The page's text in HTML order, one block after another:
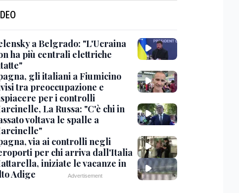
a Belgrado: "L'Ucraina
ha più centrali elettriche
gli italiani a Fiumicino
tra preoccupazione e
per i controlli
La Russa: "C'è chi in
voltava le spalle a
via ai controlli negli
per chi arriva dall'Italia
iniziate le vacanze in
Adige